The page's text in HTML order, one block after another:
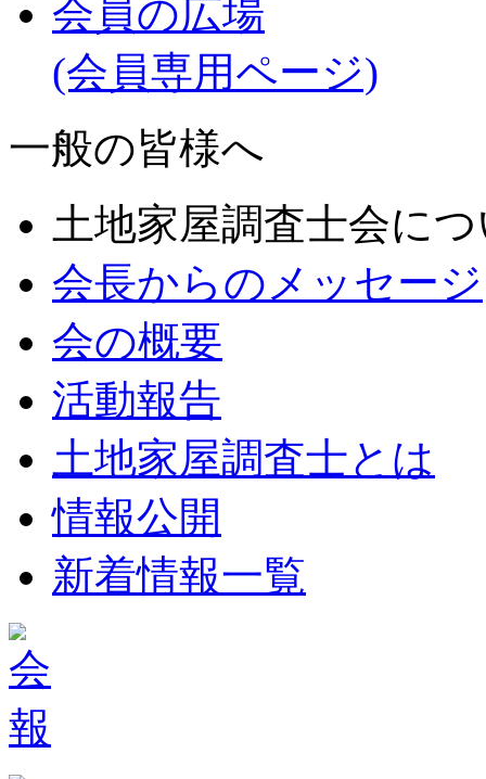
会員の広場
(会員専用ページ)
一般の皆様へ
土地家屋調査士会に
会長からのメッセージ
会の概要
活動報告
土地家屋調査士とは
情報公開
新着情報一覧